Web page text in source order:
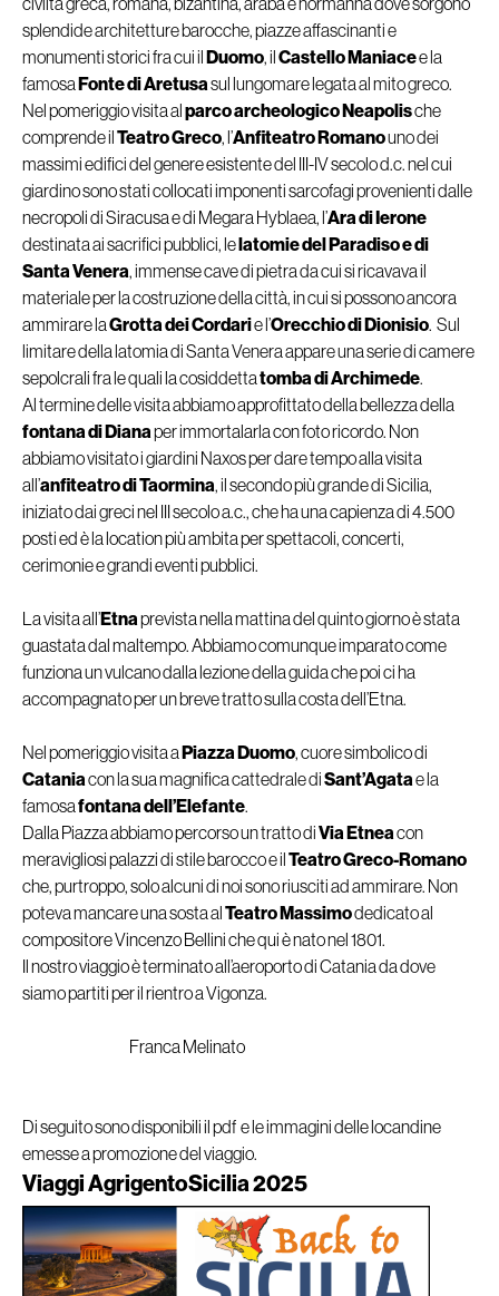
splendide architetture barocche, piazze affascinanti e
monumenti storici fra cui ilDuomo, ilCastello Maniacee la
famosaFonte di Aretusasul lungomare legata al mito greco.
Nel pomeriggio visita alparco archeologico Neapolische
comprende ilTeatro Greco, l’Anfiteatro Romanouno dei
massimi edifici del genere esistente del III-IV secolo d.c. nel cui
giardino sono stati collocati imponenti sarcofagi provenienti dalle
necropoli di Siracusa e di Megara Hyblaea, l’Ara di Ierone
destinata ai sacrifici pubblici, lelatomie del Paradiso e di
Santa Venera, immense cave di pietra da cui si ricavava il
materiale per la costruzione della città, in cui si possono ancora
ammirare laGrotta dei Cordarie l’Orecchio di Dionisio. Sul
limitare della latomia di Santa Venera appare una serie di camere
sepolcrali fra le quali la cosiddettatomba di Archimede.
Al termine delle visita abbiamo approfittato della bellezza della
fontana di Dianaper immortalarla con foto ricordo. Non
abbiamo visitato i giardini Naxos per dare tempo alla visita
all’anfiteatro di Taormina, il secondo più grande di Sicilia,
iniziato dai greci nel III secolo a.c., che ha una capienza di 4.500
posti ed è la location più ambita per spettacoli, concerti,
cerimonie e grandi eventi pubblici.
La visita all’Etnaprevista nella mattina del quinto giorno è stata
guastata dal maltempo. Abbiamo comunque imparato come
funziona un vulcano dalla lezione della guida che poi ci ha
accompagnato per un breve tratto sulla costa dell’Etna.
Nel pomeriggio visita aPiazza Duomo, cuore simbolico di
Cataniacon la sua magnifica cattedrale diSant’Agatae la
famosafontana dell’Elefante.
Dalla Piazza abbiamo percorso un tratto diVia Etneacon
meravigliosi palazzi di stile barocco e ilTeatro Greco-Romano
che, purtroppo, solo alcuni di noi sono riusciti ad ammirare. Non
poteva mancare una sosta alTeatro Massimodedicato al
compositore Vincenzo Bellini che qui è nato nel 1801.
Il nostro viaggio è terminato all’aeroporto di Catania da dove
siamo partiti per il rientro a Vigonza.
Franca Melinato
Di seguito sono disponibili il pdf e le immagini delle locandine
emesse a promozione del viaggio.
Viaggi AgrigentoSicilia 2025